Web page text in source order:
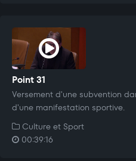
Point 31
Versement d'une subvention
d'une manifestation sportive.
Culture et Sport
00:39:16